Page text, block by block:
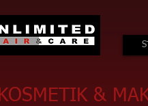
KOSMETIK &